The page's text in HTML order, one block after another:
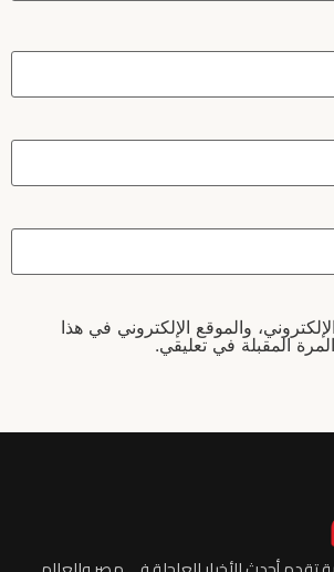
والموقع الإلكتروني في هذا
المقبلة في تعليقي.